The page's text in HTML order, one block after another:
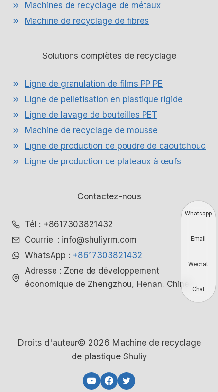
Machines de recyclage de métaux
Machine de recyclage de fibres
Solutions complètes de recyclage
Ligne de granulation de films PP PE
Ligne de pelletisation en plastique rigide
Ligne de lavage de bouteilles PET
Machine de recyclage de mousse
Ligne de production de poudre de caoutchouc
Ligne de production de plateaux à œufs
Contactez-nous
Tél : +8617303821432
Courriel : info@shuliyrm.com
WhatsApp : +8617303821432
Adresse : Zone de développement
économique de Zhengzhou, Henan, Chine
Droits d'auteur© 2026 Machine de recyclage
de plastique Shuliy
Whatsapp
Email
Wechat
Chat